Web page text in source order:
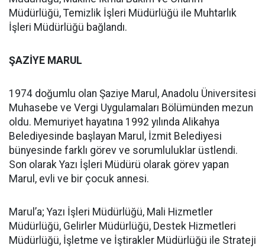
Müdürlüğü, Temizlik İşleri Müdürlüğü ile Muhtarlık
İşleri Müdürlüğü bağlandı.
ŞAZİYE MARUL
1974 doğumlu olan Şaziye Marul, Anadolu Üniversitesi
Muhasebe ve Vergi Uygulamaları Bölümünden mezun
oldu. Memuriyet hayatına 1992 yılında Alikahya
Belediyesinde başlayan Marul, İzmit Belediyesi
bünyesinde farklı görev ve sorumluluklar üstlendi.
Son olarak Yazı İşleri Müdürü olarak görev yapan
Marul, evli ve bir çocuk annesi.
Marul’a; Yazı İşleri Müdürlüğü, Mali Hizmetler
Müdürlüğü, Gelirler Müdürlüğü, Destek Hizmetleri
Müdürlüğü, İşletme ve İştirakler Müdürlüğü ile Strateji